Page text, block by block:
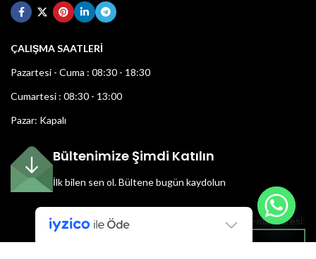
ÇALIŞMA SAATLERİ
Pazartesi - Cuma : 08:30 - 18:30
Cumartesi : 08:30 - 13:00
Pazar: Kapalı
Bültenimize Şimdi Katılın
İlk bilen sen ol.Bültene bugün kaydolun
E-mail adresi: